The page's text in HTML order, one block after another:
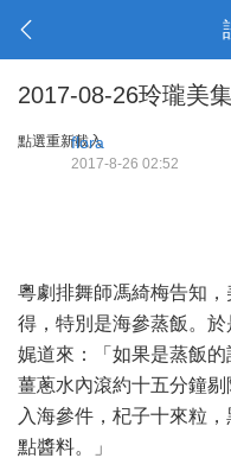
2017-08-26玲瓏美
點選重新載入
flora
2017-8-26 02:52
粵劇排舞師馮綺梅告知
得，特別是海參蒸飯。
娓道來：「如果是蒸飯
薑蔥水內滾約十五分鐘
入海參件，杞子十來粒
點醬料。」